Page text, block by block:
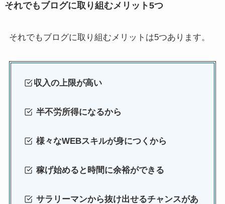
それでもブログに取り組むメリット5つ
それでもブログに取り組むメリットは5つあります。
収入の上限が高い
半不労所得になるから
様々なWEBスキルが身につくから
稼げ始めると時間に余裕ができる
サラリーマンから抜け出せるチャンスがあ